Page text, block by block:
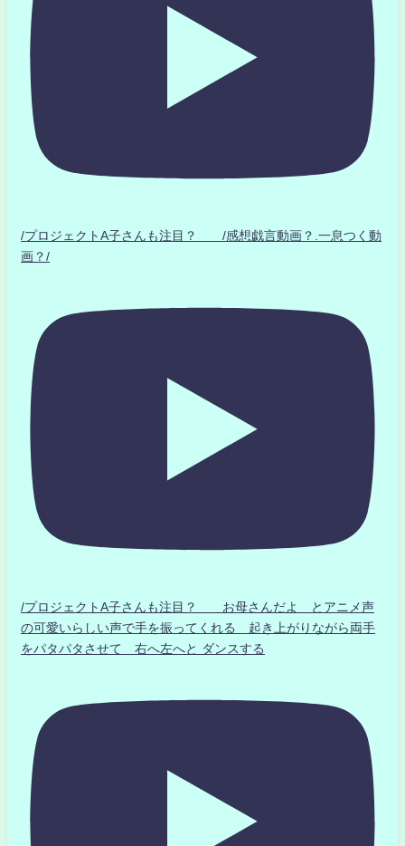
/プロジェクトA子さんも注目？ /感想戯言動画？.一息つく動
画？/
/プロジェクトA子さんも注目？ お母さんだよ とアニメ声
の可愛いらしい声で手を振ってくれる 起き上がりながら両手
をパタパタさせて 右へ左へと ダンスする